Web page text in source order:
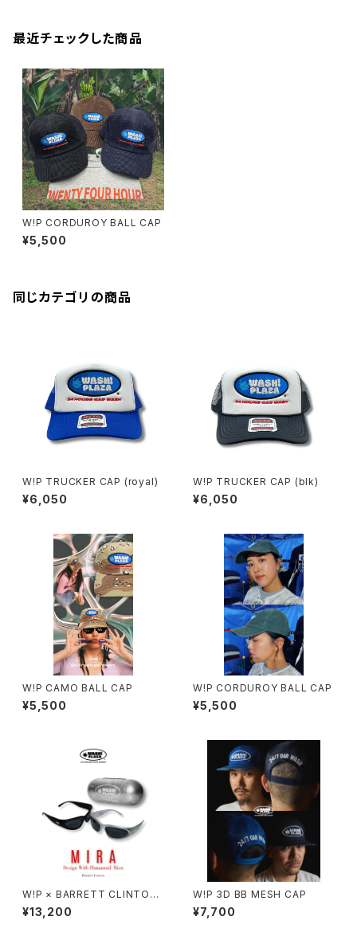
最近チェックした商品
W!P CORDUROY BALL CAP
¥5,500
同じカテゴリの商品
W!P TRUCKER CAP (royal)
¥6,050
W!P TRUCKER CAP (blk)
¥6,050
W!P CAMO BALL CAP
¥5,500
W!P CORDUROY BALL CAP
¥5,500
W!P × BARRETT CLINTON
"MIRA"
¥13,200
W!P 3D BB MESH CAP
¥7,700